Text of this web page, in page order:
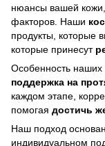
нюансы вашей
факторов. Наши
продукты, которые
которые принесут
Особенность наших
поддержка на
каждом этапе,
помогая достичь
Наш подход
индивидуальном